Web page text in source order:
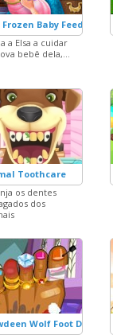
Frozen Baby Feeding
a Elsa a cuidar
bebê dela,...
Toothcare
os dentes
dos
Wolf Foot Doctor